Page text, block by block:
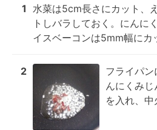
1 水菜は5cm長さにカット、
トしバラしておく。にんに
イスベーコンは5mm幅にカ
2
フライパ
んにくみ
を入れ、中